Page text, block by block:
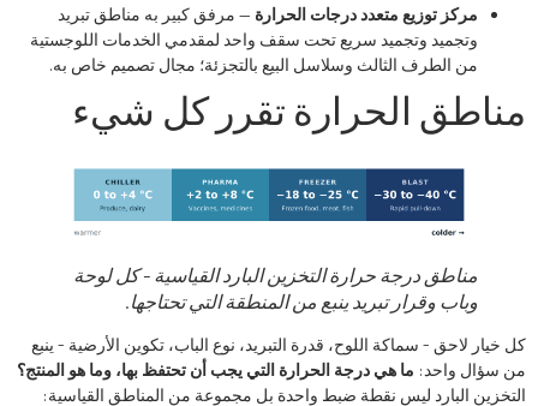
مركز توزيع متعدد درجات الحرارة — مرفق كبير به مناطق تبريد
وتجميد وتجميد سريع تحت سقف واحد لمقدمي الخدمات اللوجستية
من الطرف الثالث وسلاسل البيع بالتجزئة؛ مجال تصميم خاص به.
مناطق الحرارة تقرر كل شيء
مناطق درجة حرارة التخزين البارد القياسية - كل لوحة
وباب وقرار تبريد ينبع من المنطقة التي تحتاجها.
كل خيار لاحق - سماكة اللوح، قدرة التبريد، نوع الباب، تكوين الأرضية - ينبع
من سؤال واحد: ما هي درجة الحرارة التي يجب أن تحتفظ بها، وما هو المنتج؟
التخزين البارد ليس نقطة ضبط واحدة بل مجموعة من المناطق القياسية: